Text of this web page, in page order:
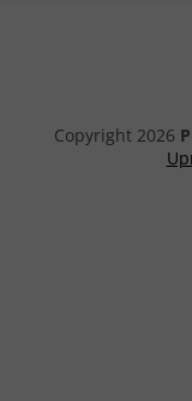
Copyright 2026